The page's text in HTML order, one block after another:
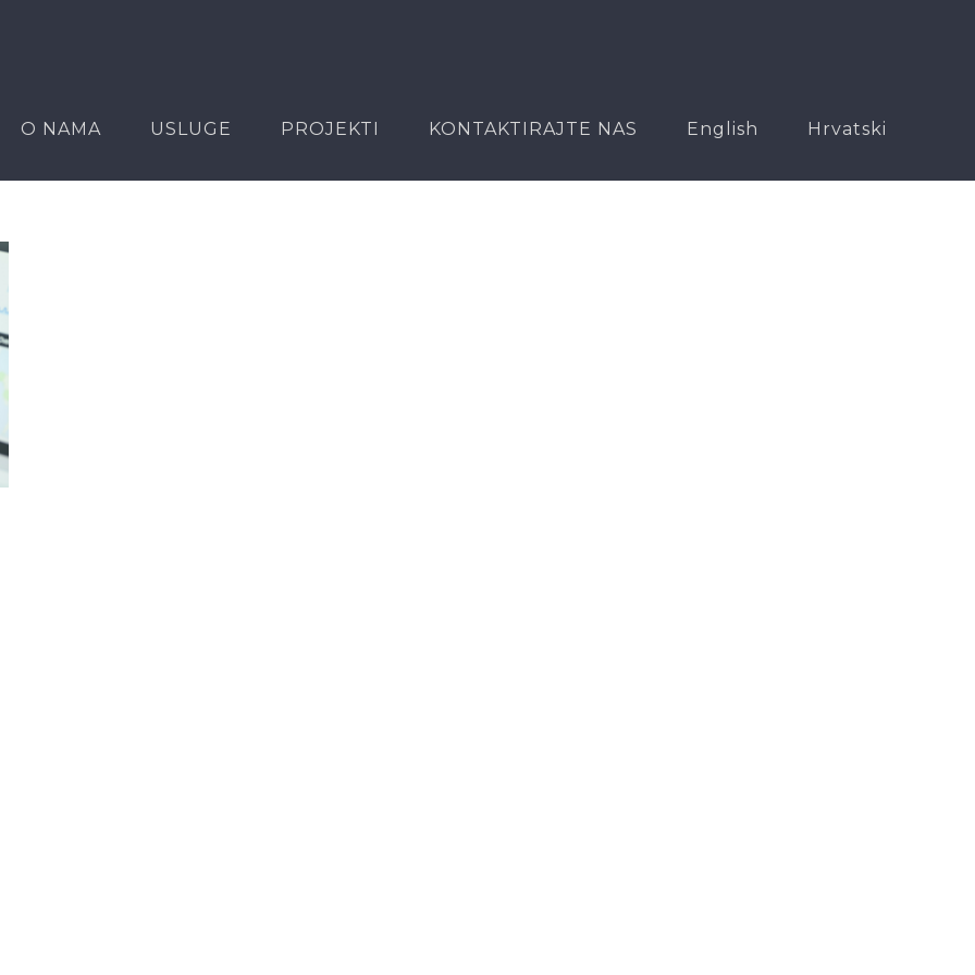
O NAMA USLUGE PROJEKTI KONTAKTIRAJTE NAS English Hrvatski